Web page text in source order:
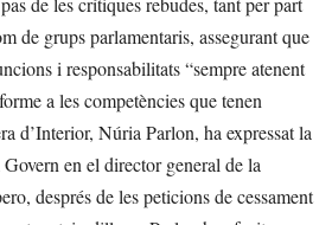
de grups parlamentaris, assegurant que
i responsabilitats “sempre atenent
a les competències que tenen
d’Interior, Núria Parlon, ha expressat la
en el director general de la
després de les peticions de cessament